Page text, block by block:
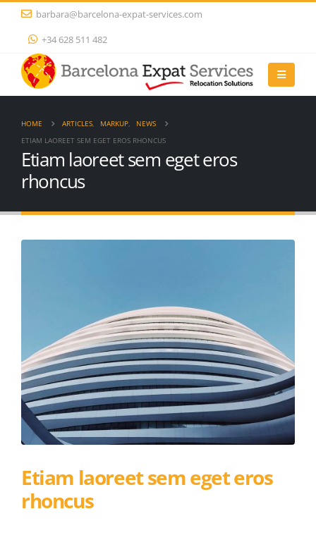
barbara@barcelona-expat-services.com
+34 628 511 482
HOME ARTICLES MARKUP
NEWS
ETIAM LAOREET SEM EGET EROS RHONCUS
Etiam laoreet sem eget eros
rhoncus
Etiam laoreet sem eget eros
rhoncus